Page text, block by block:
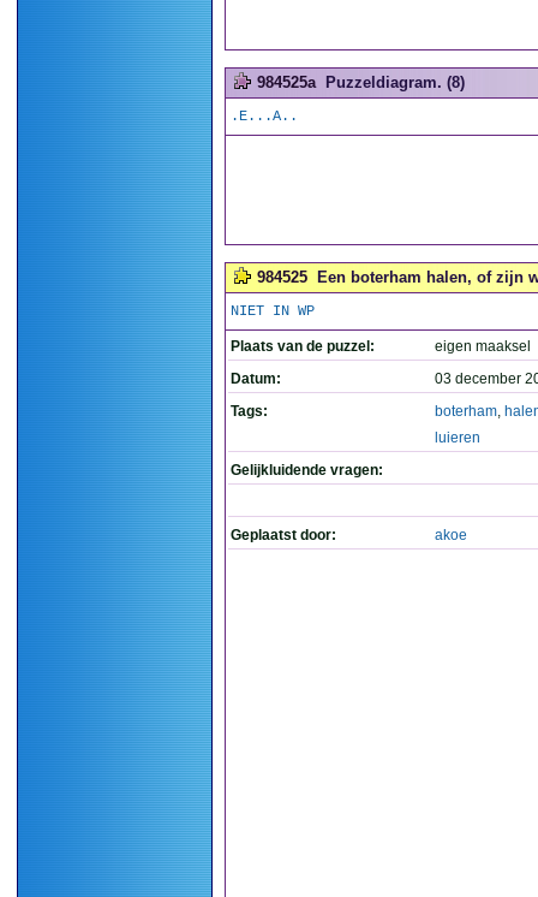
984525a Puzzeldiagram. (8)
.E...A..
984525 Een boterham halen, of zijn
NIET IN WP
Plaats van de puzzel:
eigen maaksel
Datum:
03 december
Tags:
boterham,
luieren
Gelijkluidende vragen:
Geplaatst door: akoe